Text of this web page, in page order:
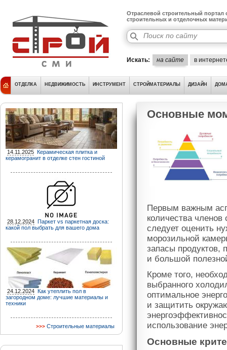
Отраслевой строительный портал
строительных и отделочных
Искать: на сайте в
ОТДЕЛКА НЕДВИЖИМОСТЬ ИНСТРУМЕНТ СТРОЙМАТЕРИАЛЫ ДИЗАЙН
14.11.2025 Керамическая плитка и
керамогранит в отделке стен гостиной
28.12.2024 Паркет vs паркетная доска:
какой пол выбрать для вашего дома
24.12.2024 Как утеплить пол в
загородном доме: лучшие материалы и
техники
Строительные материалы
Основные
Первым важным
количества
следует оценить
морозильной
запасы продуктов,
и большой
Кроме того,
выбранного
оптимальное
и защитить
использование
Основные